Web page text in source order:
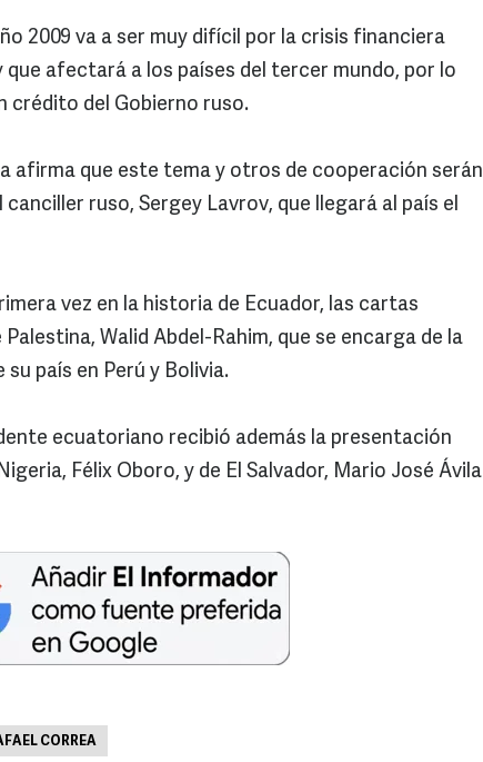
2009 va a ser muy difícil por la crisis financiera
que afectará a los países del tercer mundo, por lo
crédito del Gobierno ruso.
afirma que este tema y otros de cooperación serán
ruso, Sergey Lavrov, que llegará al país el
vez en la historia de Ecuador, las cartas
Walid Abdel-Rahim, que se encarga de la
país en Perú y Bolivia.
ecuatoriano recibió además la presentación
Félix Oboro, y de El Salvador, Mario José Ávila
CORREA